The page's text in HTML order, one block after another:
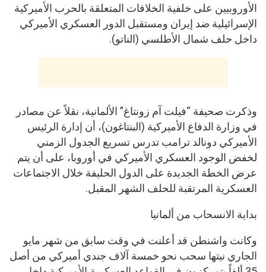
الأوروبيين على خلفية الخلافات المتعلقة بالحرب الأميركية
الإسرائيلية ضد إيران ومستقبل الدور العسكري الأميركي
داخل حلف شمال الأطلسي (الناتو).
وذكرت صحيفة “فيلت آم زونتاغ” الألمانية، نقلاً عن مصادر
في وزارة الدفاع الأميركية (البنتاغون)، أن إدارة الرئيس
الأميركي دونالد ترامب تدرس تسريع الجدول الزمني
لخفض الوجود العسكري الأميركي في أوروبا، على أن يتم
عرض الخطة الجديدة على الدول الحليفة خلال الاجتماعات
العسكرية المرتقبة للحلف الشهر المقبل.
بداية الانسحاب من ألمانيا
وكانت واشنطن قد أعلنت في وقت سابق من شهر مايو
الجاري نيتها سحب نحو خمسة آلاف جندي أميركي من أصل